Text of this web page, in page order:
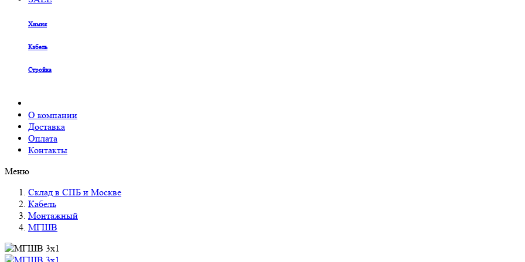
Химия
Кабель
Стройка
О компании
Доставка
Оплата
Контакты
Меню
Склад в СПБ и Москве
Кабель
Монтажный
МГШВ